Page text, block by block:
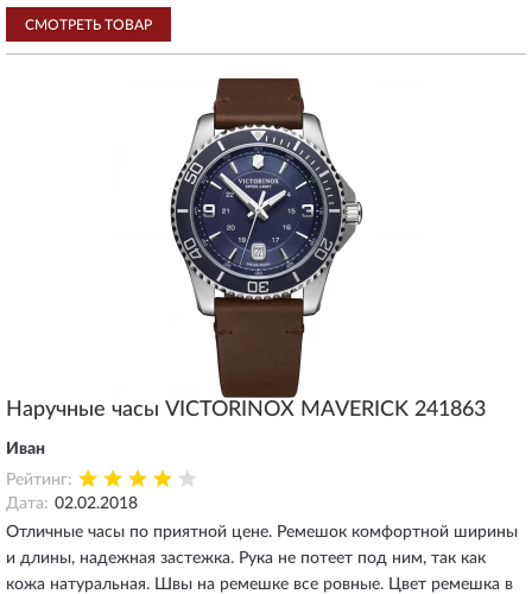
СМОТРЕТЬ ТОВАР
Наручные часы VICTORINOX MAVERICK 241863
Иван
Рейтинг:
Дата: 02.02.2018
Отличные часы по приятной цене. Ремешок комфортной ширины
и длины, надежная застежка. Рука не потеет под ним, так как
кожа натуральная. Швы на ремешке все ровные. Цвет ремешка в